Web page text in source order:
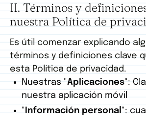
II. Términos y
nuestra Política de
Es útil comenzar explicando
términos y definiciones clave
esta Política de privacidad.
Nuestras "Aplicaciones":
nuestra aplicación móvil
" Información personal ":